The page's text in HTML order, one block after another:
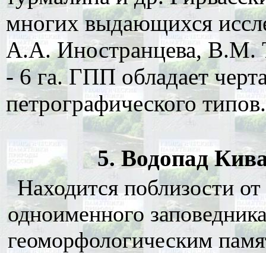
многих выдающихся
А.А. Иностранцева, В.М.
- 6 га. ГПП обладает
петрографического типов.
5. Водопад
Находится поблизости
одноименного
геоморфологическим